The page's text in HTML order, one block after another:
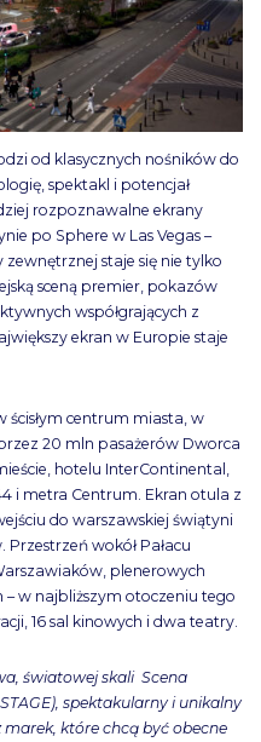
od klasycznych nośników do
spektakl i potencjał
rozpoznawalne ekrany
po Sphere w Las Vegas –
staje się nie tylko
sceną premier, pokazów
współgrających z
ekran w Europie staje
ścisłym centrum miasta, w
20 mln pasażerów Dworca
hotelu InterContinental,
i metra Centrum. Ekran otula z
do warszawskiej świątyni
wokół Pałacu
plenerowych
w najbliższym otoczeniu tego
16 sal kinowych i dwa teatry.
światowej skali Scena
spektakularny i unikalny
które chcą być obecne